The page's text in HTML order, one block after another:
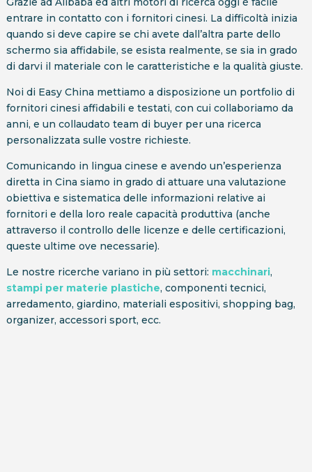
entrare in contatto con i fornitori cinesi. La difficoltà inizia
quando si deve capire se chi avete dall’altra parte dello
schermo sia affidabile, se esista realmente, se sia in grado
di darvi il materiale con le caratteristiche e la qualità giuste.
Noi di Easy China mettiamo a disposizione un portfolio di
fornitori cinesi affidabili e testati, con cui collaboriamo da
anni, e un collaudato team di buyer per una ricerca
personalizzata sulle vostre richieste.
Comunicando in lingua cinese e avendo un’esperienza
diretta in Cina siamo in grado di attuare una valutazione
obiettiva e sistematica delle informazioni relative ai
fornitori e della loro reale capacità produttiva (anche
attraverso il controllo delle licenze e delle certificazioni,
queste ultime ove necessarie).
Le nostre ricerche variano in più settori: macchinari,
stampi per materie plastiche, componenti tecnici,
arredamento, giardino, materiali espositivi, shopping bag,
organizer, accessori sport, ecc.